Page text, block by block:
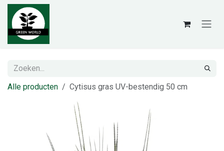
Overslaan naar inhoud
Alle producten Cytisus gras UV-bestendig 50 cm